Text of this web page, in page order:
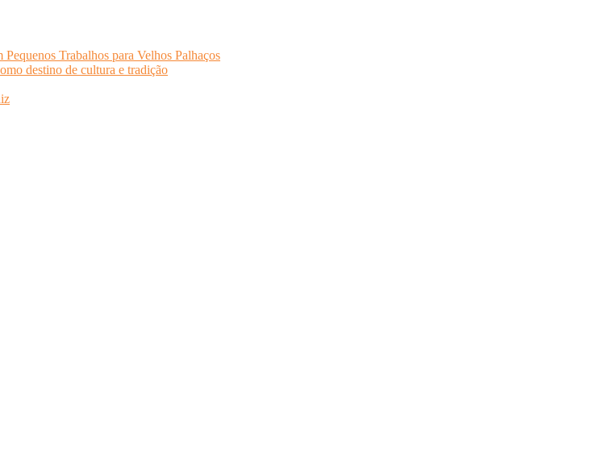
Trabalhos para Velhos Palhaços
destino de cultura e tradição